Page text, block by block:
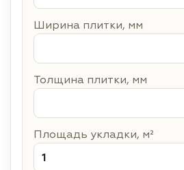
Ширина плитки, мм
Толщина плитки, мм
Площадь укладки, м²